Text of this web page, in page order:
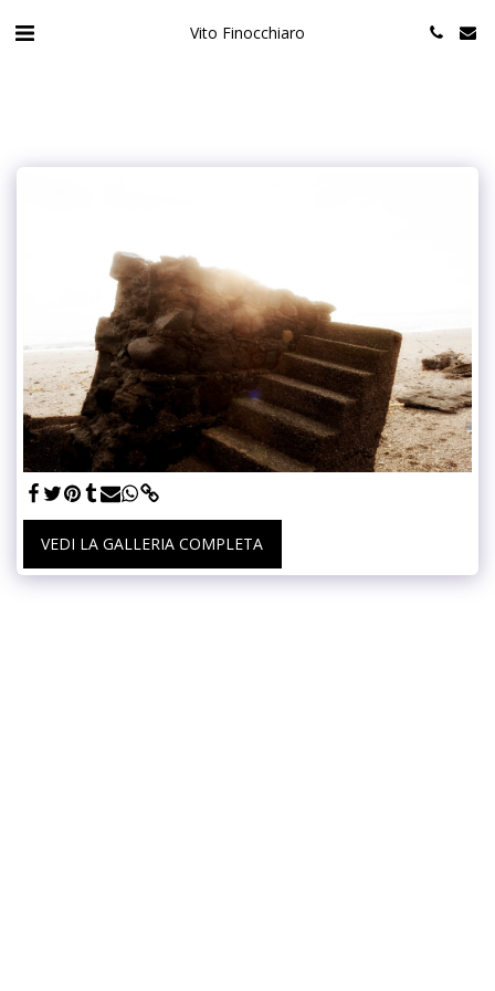
Vito Finocchiaro
VEDI LA GALLERIA COMPLETA